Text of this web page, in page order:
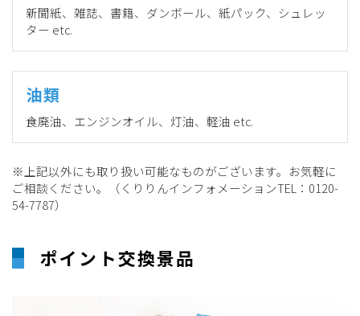
新聞紙、雑誌、書籍、ダンボール、紙パック、シュレッ
ター etc.
油類
食廃油、エンジンオイル、灯油、軽油 etc.
※上記以外にも取り扱い可能なものがございます。お気軽に
ご相談ください。（くりりんインフォメーションTEL：0120-
54-7787）
ポイント交換景品